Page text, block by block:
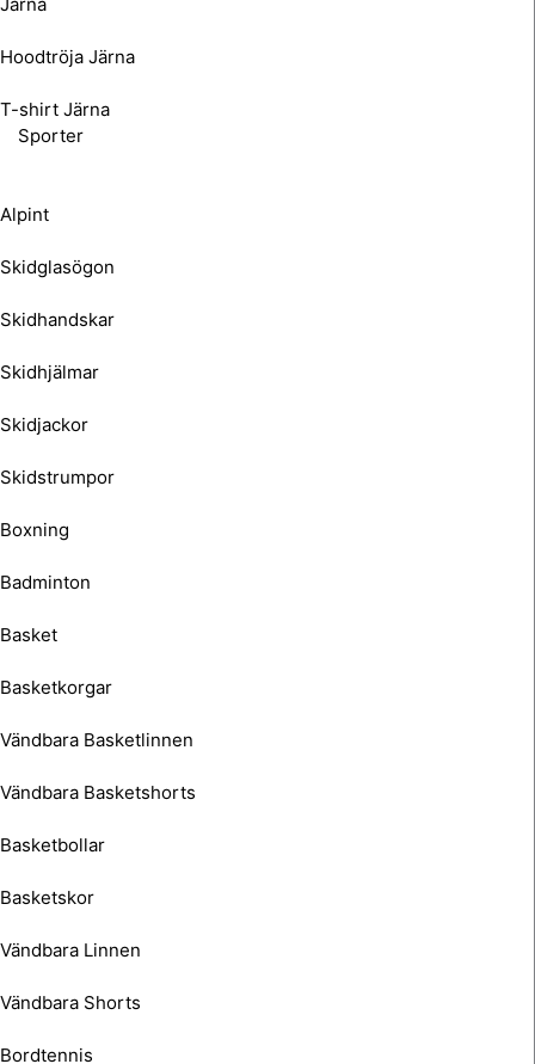
Hoodtröja Järna
T-shirt Järna
Sporter
Alpint
Skidglasögon
Skidhandskar
Skidhjälmar
Skidjackor
Skidstrumpor
Boxning
Badminton
Basket
Basketkorgar
Vändbara Basketlinnen
Vändbara Basketshorts
Basketbollar
Basketskor
Vändbara Linnen
Vändbara Shorts
Bordtennis